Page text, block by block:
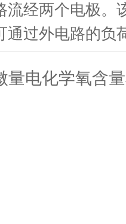
流经两个电极。
通过外电路的负